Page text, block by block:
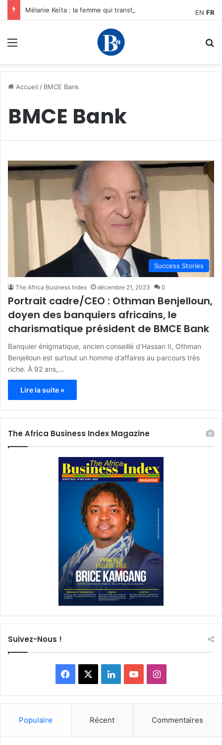
Mélanie Keïta : la femme qui transforme le carbone en opportunités pour les entrepreneurs africains
Accueil / BMCE Bank
BMCE Bank
Success Stories
The Africa Business Index décembre 21, 2023 0
Portrait cadre/CEO : Othman Benjelloun,
doyen des banquiers africains, le
charismatique président de BMCE Bank
Banquier énigmatique, ancien conseillé d’Hassan II, Othman
Benjelloun est surtout un homme d’affaires au parcours très
riche. À 92 ans,…
Lire la suite »
The Africa Business Index Magazine
Suivez-Nous !
a
L
i
o
I
n
Populaire Récent Commentaires
EN FR